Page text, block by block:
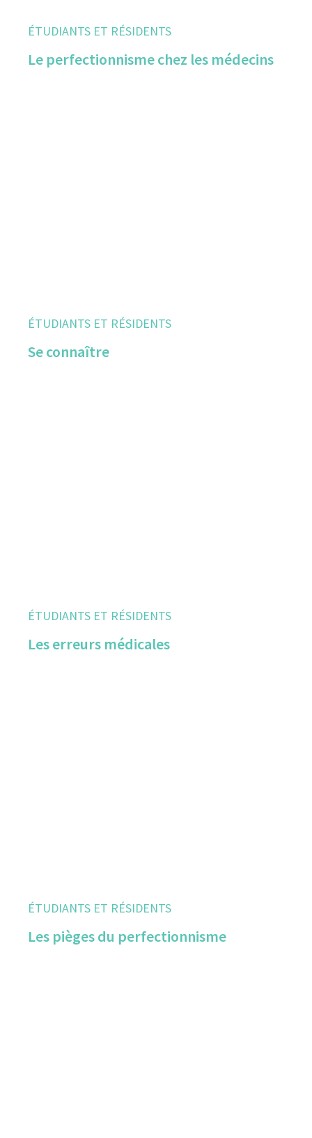
ÉTUDIANTS ET RÉSIDENTS
Le perfectionnisme chez les médecins
ÉTUDIANTS ET RÉSIDENTS
Se connaître
ÉTUDIANTS ET RÉSIDENTS
Les erreurs médicales
ÉTUDIANTS ET RÉSIDENTS
Les pièges du perfectionnisme